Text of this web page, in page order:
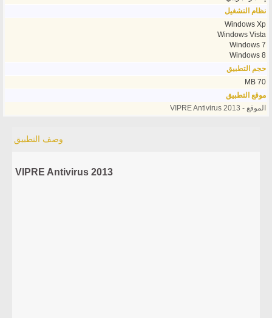
نظام التشغيل
Windows Xp
Windows Vista
Windows 7
Windows 8
حجم التطبيق
70 MB
موقع التطبيق
الموقع - VIPRE Antivirus 2013
وصف التطبيق
VIPRE Antivirus 2013